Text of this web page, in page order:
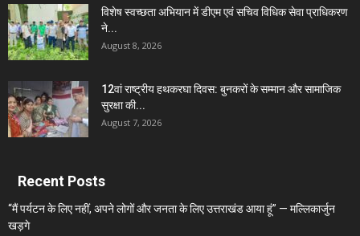
विशेष स्वच्छता अभियान में डीएम एवं सचिव विधिक सेवा प्राधिकरण
ने...
August 8, 2026
12वां राष्ट्रीय हथकरघा दिवस: बुनकरों के सम्मान और सामाजिक
सुरक्षा की...
August 7, 2026
Recent Posts
“मैं पर्यटन के लिए नहीं, अपने लोगों और जनता के लिए उत्तराखंड आया हूं” — मल्लिकार्जुन
खड़गे